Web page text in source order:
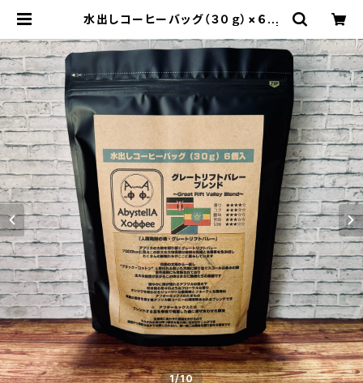
水出しコーヒーバッグ（３０ｇ）×６個
アビステラ コーヒー
1/10